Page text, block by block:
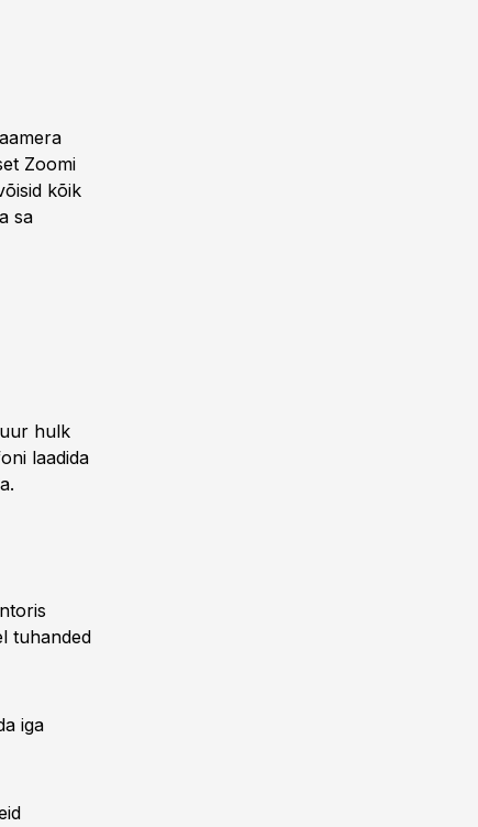
Zoomi
kõik
sa
hulk
laadida
tuhanded
iga